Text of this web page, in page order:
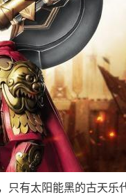
有太阳能黑的古天